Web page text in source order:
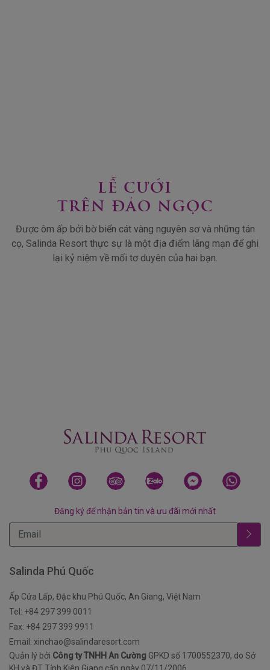
LỄ CƯỚI
TRÊN ĐẢO NGỌC
Được ôm ấp bởi bờ biển cát vàng nguyên sơ và những tán
cọ, Salinda Resort thực sự là một địa điểm lãng mạn để ghi
lại kỷ niệm về mối tơ duyên của hai bạn.
Đăng ký để nhận bản tin và ưu đãi mới nhất
Salinda Phú Quốc
Ấp Cửa Lấp, Đặc khu Phú Quốc, An Giang, Việt Nam
Tel: +84 297 399 0011
Fax: +84 297 399 9911
Email: xinchao@salindaresort.com
Quản lý bởi Công ty TNHH An Cường GPKD số 1700552370, do Sở